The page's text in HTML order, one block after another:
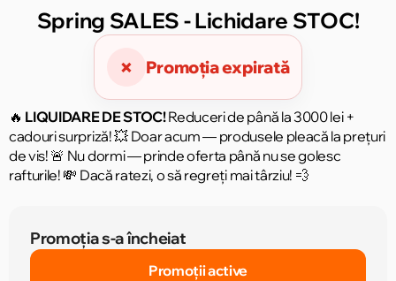
Spring SALES - Lichidare STOC!
×
Promoția expirată
🔥 LIQUIDARE DE STOC!Reduceri de până la 3000 lei +
cadouri surpriză! 💥 Doar acum — produsele pleacă la prețuri
de vis! 🚨 Nu dormi — prinde oferta până nu se golesc
rafturile! 💸 Dacă ratezi, o să regreți mai târziu! 💨
Promoția s-a încheiat
Promoții active